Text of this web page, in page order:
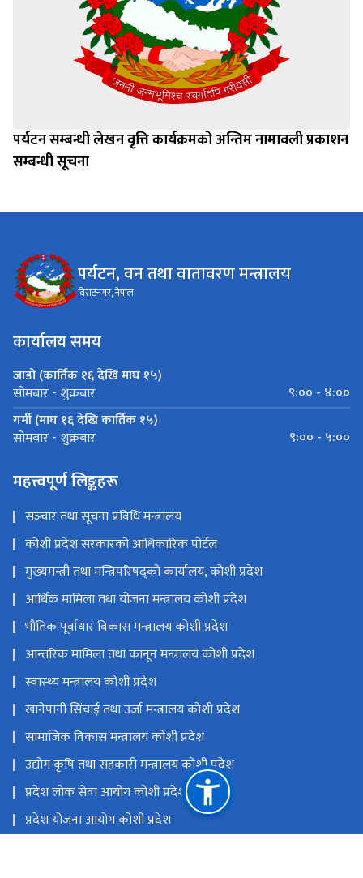
पर्यटन सम्बन्धी लेखन वृत्ति कार्यक्रमको अन्तिम नामावली प्रकाशन
सम्बन्धी सूचना
पर्यटन, वन तथा वातावरण मन्त्रालय
विराटनगर, नेपाल
कार्यालय समय
जाडो (कार्तिक १६ देखि माघ १५)
सोमबार - शुक्रबार
९:०० - ४:००
गर्मी (माघ १६ देखि कार्तिक १५)
सोमबार - शुक्रबार ९:०० - ५:००
महत्त्वपूर्ण लिङ्कहरू
सञ्‍चार तथा सूचना प्रविधि मन्त्रालय
कोशी प्रदेश सरकारको आधिकारिक पोर्टल
मुख्यमन्त्री तथा मन्त्रिपरिषद्को कार्यालय, कोशी प्रदेश
आर्थिक मामिला तथा योजना मन्त्रालय कोशी प्रदेश
भौतिक पूर्वाधार विकास मन्त्रालय कोशी प्रदेश
आन्तरिक मामिला तथा कानून मन्त्रालय कोशी प्रदेश
स्वास्थ्य मन्त्रालय कोशी प्रदेश
खानेपानी सिंचाई तथा उर्जा मन्त्रालय कोशी प्रदेश
सामाजिक विकास मन्त्रालय कोशी प्रदेश
उद्योग कृषि तथा सहकारी मन्त्रालय कोशी प्रदेश
प्रदेश लोक सेवा आयोग कोशी प्रदेश
प्रदेश योजना आयोग कोशी ‍प्रदेश